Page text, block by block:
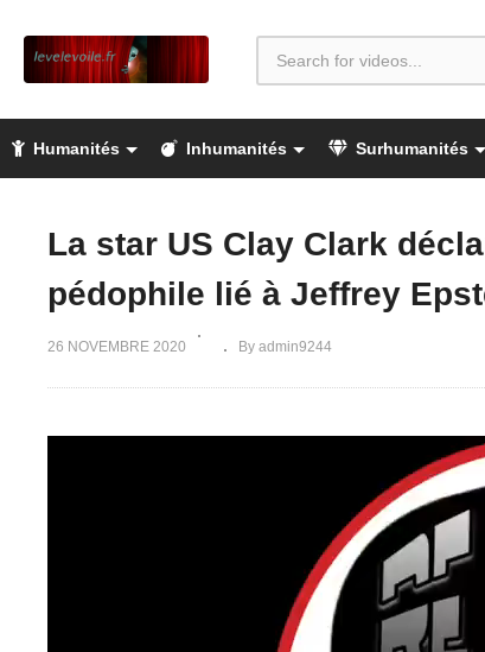
Humanités Inhumanités Surhumanités
La star US Clay Clark
pédophile lié à Jeffrey
26 NOVEMBRE 2020 By admin9244